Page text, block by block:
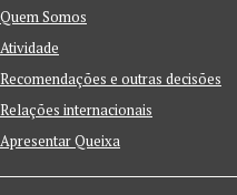
Quem Somos
Atividade
Recomendações e outras decisões
Relações internacionais
Apresentar Queixa